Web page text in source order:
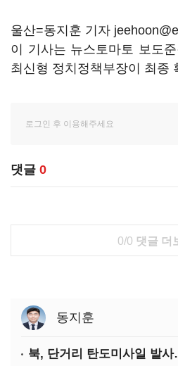
울산=동지훈 기자
이 기사는 뉴스토마토 보도
최신형 정치정책부장이 최종
댓글 0
0/0 댓글 더
동지훈